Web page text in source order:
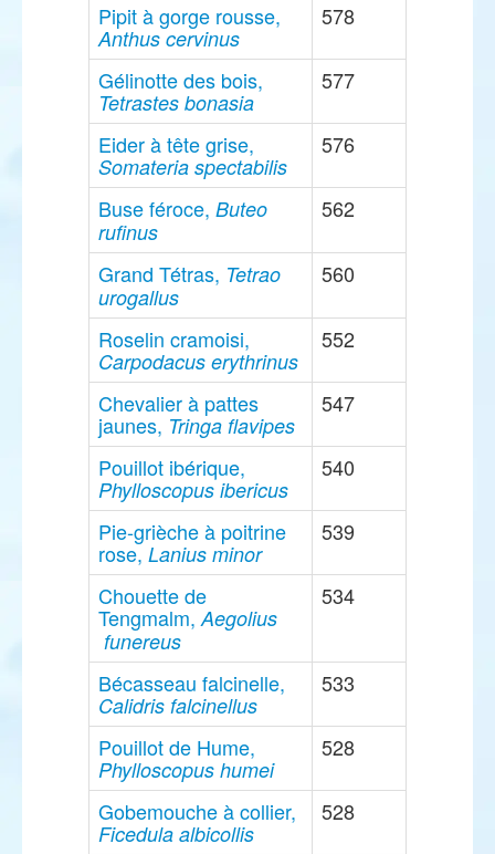
Pipit à gorge rousse,
Anthus cervinus
578
Gélinotte des bois,
Tetrastes bonasia
577
Eider à tête grise,
Somateria spectabilis
576
Buse féroce, Buteo
rufinus
562
Grand Tétras, Tetrao
urogallus
560
Roselin cramoisi,
Carpodacus erythrinus
552
Chevalier à pattes
jaunes, Tringa flavipes
547
Pouillot ibérique,
Phylloscopus ibericus
540
Pie-grièche à poitrine
rose, Lanius minor
539
Chouette de
Tengmalm, Aegolius
funereus
534
Bécasseau falcinelle,
Calidris falcinellus
533
Pouillot de Hume,
Phylloscopus humei
528
Gobemouche à collier,
Ficedula albicollis
528